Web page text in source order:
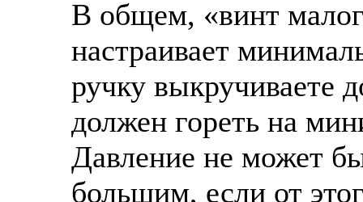
В общем, «винт
настраивает
ручку выкручиваете
должен гореть на
Давление не может
большим, если от